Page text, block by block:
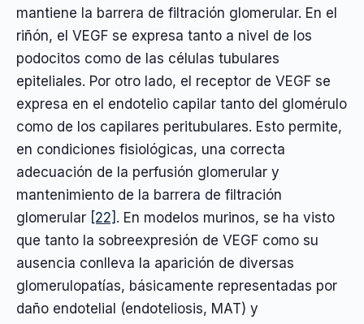
mantiene la barrera de filtración glomerular. En el
riñón, el VEGF se expresa tanto a nivel de los
podocitos como de las células tubulares
epiteliales. Por otro lado, el receptor de VEGF se
expresa en el endotelio capilar tanto del glomérulo
como de los capilares peritubulares. Esto permite,
en condiciones fisiológicas, una correcta
adecuación de la perfusión glomerular y
mantenimiento de la barrera de filtración
glomerular [22] . En modelos murinos, se ha visto
que tanto la sobreexpresión de VEGF como su
ausencia conlleva la aparición de diversas
glomerulopatías, básicamente representadas por
daño endotelial (endoteliosis, MAT) y